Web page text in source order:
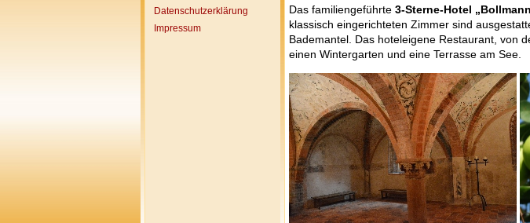
Datenschutzerklärung
Impressum
Das familiengeführte 3-Sterne-Hotel
klassisch eingerichteten Zimmer sind
Bademantel. Das hoteleigene Restaurant, von
einen Wintergarten und eine Terrasse am See.